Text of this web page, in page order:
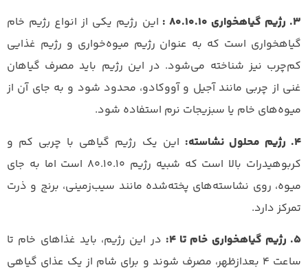
3. رژیم گیاهخواری 80.10.10 :
این رژیم یکی از انواع رژیم خام
گیاهخواری است که به عنوان رژیم میوه‌خواری و رژیم غذایی
کم‌چرب نیز شناخته می‌شود. در این رژیم باید مصرف گیاهان
غنی از چربی مانند آجیل و آووکادو، محدود شود و به جای آن از
میوه‌های خام یا سبزیجات نرم استفاده شود.
4. رژیم محلول نشاسته:
این یک رژیم گیاهی با چربی کم و
کربوهیدرات بالا است که شبیه رژیم 80.10.10 است اما به جای
میوه، روی نشاسته‌های پخته‌شده مانند سیب‌زمینی، برنج و ذرت
تمرکز دارد.
5. رژیم گیاهخواری خام تا 4:
در این رژیم، باید غذاهای خام تا
ساعت 4 بعدازظهر، مصرف شوند و برای شام از یک عذای گیاهی